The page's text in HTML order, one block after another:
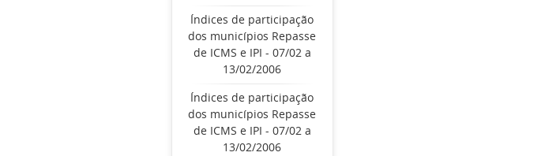
Índices de participação
dos municípios Repasse
de ICMS e IPI - 07/02 a
13/02/2006
Índices de participação
dos municípios Repasse
de ICMS e IPI - 07/02 a
13/02/2006